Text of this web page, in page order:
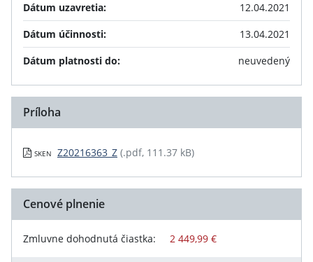
Dátum uzavretia:
12.04.2021
Dátum účinnosti:
13.04.2021
Dátum platnosti do:
neuvedený
Príloha
SKEN Z20216363_Z (.pdf, 111.37 kB)
Cenové plnenie
Zmluvne dohodnutá čiastka: 2 449,99 €